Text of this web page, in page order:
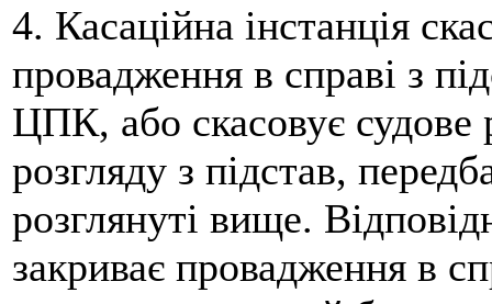
4. Касаційна інстанція
провадження в справі з
ЦПК, або скасовує судове
розгляду з підстав,
розглянуті вище.
закриває провадження в